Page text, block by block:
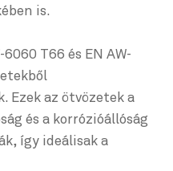
is.
T66 és EN AW-
Ezek az ötvözetek a
és a korrózióállóság
így ideálisak a